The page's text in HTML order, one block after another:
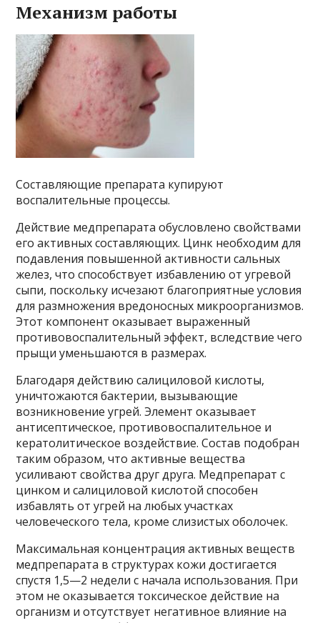
Механизм работы
Составляющие препарата купируют
воспалительные процессы.
Действие медпрепарата обусловлено свойствами
его активных составляющих. Цинк необходим для
подавления повышенной активности сальных
желез, что способствует избавлению от угревой
сыпи, поскольку исчезают благоприятные условия
для размножения вредоносных микроорганизмов.
Этот компонент оказывает выраженный
противовоспалительный эффект, вследствие чего
прыщи уменьшаются в размерах.
Благодаря действию салициловой кислоты,
уничтожаются бактерии, вызывающие
возникновение угрей. Элемент оказывает
антисептическое, противовоспалительное и
кератолитическое воздействие. Состав подобран
таким образом, что активные вещества
усиливают свойства друг друга. Медпрепарат с
цинком и салициловой кислотой способен
избавлять от угрей на любых участках
человеческого тела, кроме слизистых оболочек.
Максимальная концентрация активных веществ
медпрепарата в структурах кожи достигается
спустя 1,5—2 недели с начала использования. При
этом не оказывается токсическое действие на
организм и отсутствует негативное влияние на